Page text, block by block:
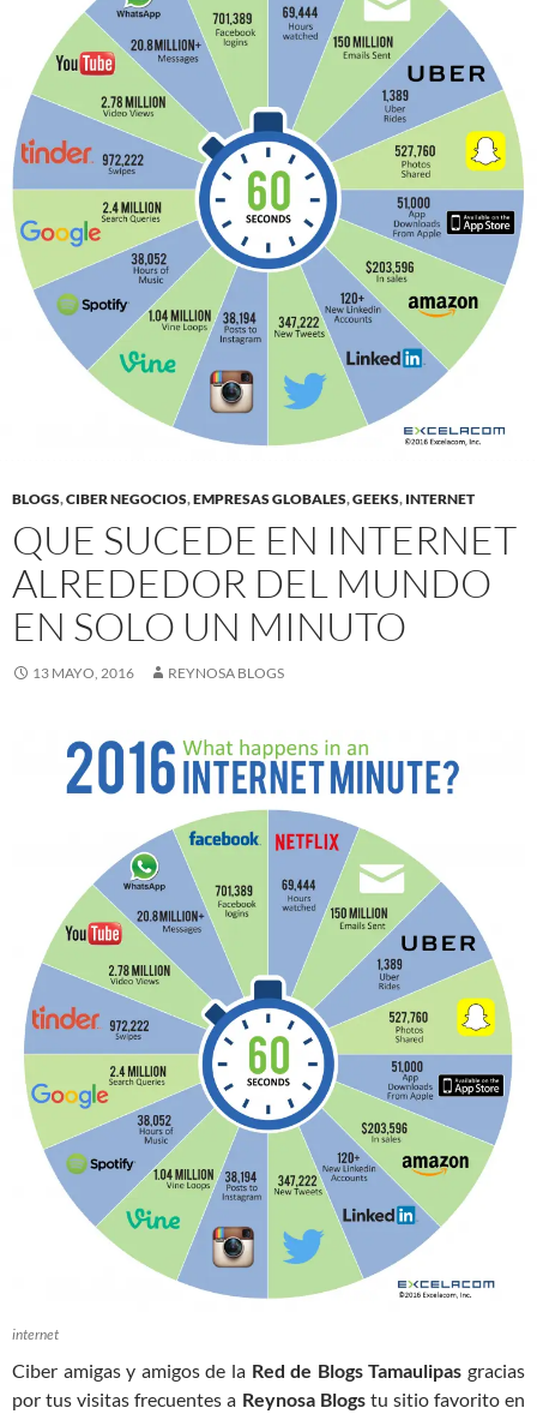
BLOGS,CIBER NEGOCIOS,EMPRESAS GLOBALES,GEEKS, INTERNET
QUE SUCEDE EN INTERNET
ALREDEDOR DEL MUNDO
EN SOLO UN MINUTO
13 MAYO, 2016 REYNOSA BLOGS
internet
Ciber amigas y amigos de la Red de Blogs Tamaulipas gracias
por tus visitas frecuentes a Reynosa Blogstu sitio favorito en